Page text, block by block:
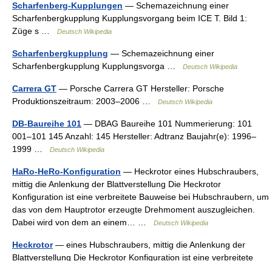
Scharfenberg-Kupplungen — Schemazeichnung einer
Scharfenbergkupplung Kupplungsvorgang beim ICE T. Bild 1:
Züge s …
Deutsch Wikipedia
Scharfenbergkupplung — Schemazeichnung einer
Scharfenbergkupplung Kupplungsvorga …
Deutsch Wikipedia
Carrera GT — Porsche Carrera GT Hersteller: Porsche
Produktionszeitraum: 2003–2006 …
Deutsch Wikipedia
DB-Baureihe 101 — DBAG Baureihe 101 Nummerierung: 101
001–101 145 Anzahl: 145 Hersteller: Adtranz Baujahr(e): 1996–
1999 …
Deutsch Wikipedia
HaRo-HeRo-Konfiguration — Heckrotor eines Hubschraubers,
mittig die Anlenkung der Blattverstellung Die Heckrotor
Konfiguration ist eine verbreitete Bauweise bei Hubschraubern, um
das von dem Hauptrotor erzeugte Drehmoment auszugleichen.
Dabei wird von dem an einem… …
Deutsch Wikipedia
Heckrotor— eines Hubschraubers, mittig die Anlenkung der
Blattverstellung Die Heckrotor Konfiguration ist eine verbreitete